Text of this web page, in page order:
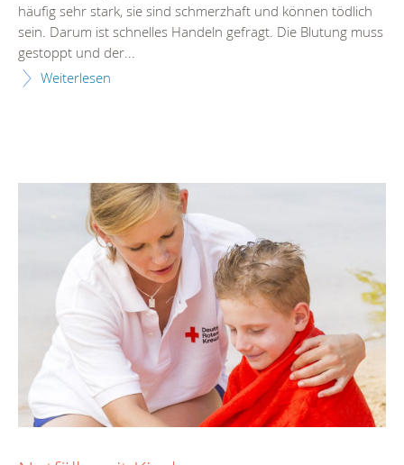
häufig sehr stark, sie sind schmerzhaft und können tödlich
sein. Darum ist schnelles Handeln gefragt. Die Blutung muss
gestoppt und der...
Weiterlesen